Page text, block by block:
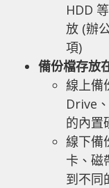
HDD
放 (辦
項)
備份檔存放
線上備
Drive
的內置
線下備
卡、磁
到不同